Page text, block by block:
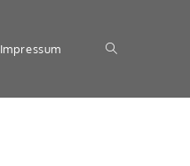
Impressum